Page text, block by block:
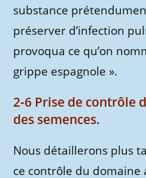
substance
préserver d’infection
provoqua ce qu’on
grippe espagnole ».
2-6 Prise de contrôle
des semences.
Nous détaillerons plus
ce contrôle du domaine